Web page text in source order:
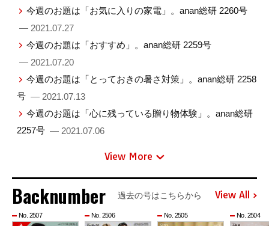
今週のお題は「お気に入りの家電」。anan総研 2260号
— 2021.07.27
今週のお題は「おすすめ」。anan総研 2259号
— 2021.07.20
今週のお題は「とっておきの暑さ対策」。anan総研 2258
号 — 2021.07.13
今週のお題は「心に残っている贈り物体験」。anan総研
2257号 — 2021.07.06
View More
Backnumber 過去の号はこちらから View All
No. 2507 No. 2506 No. 2505 No. 2504